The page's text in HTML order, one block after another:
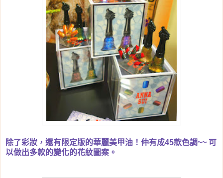
除了彩妝，還有限定版的華麗美甲油！仲有成45款色調~~ 可
以做出多款的變化的花紋圖案。